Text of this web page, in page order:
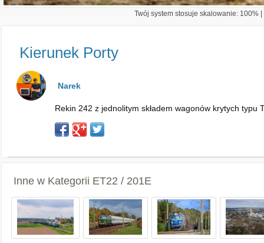
Twój system stosuje skalowanie: 100%
Kierunek Porty
Narek
Rekin 242 z jednolitym składem wagonów krytych
Inne w Kategorii ET22 / 201E